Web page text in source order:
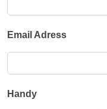
Email Adress
Handy